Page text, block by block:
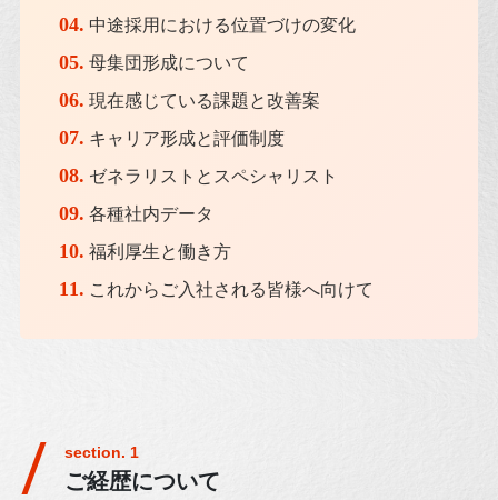
04. 中途採用における位置づけの変化
05. 母集団形成について
06. 現在感じている課題と改善案
07. キャリア形成と評価制度
08. ゼネラリストとスペシャリスト
09. 各種社内データ
10. 福利厚生と働き方
11. これからご入社される皆様へ向けて
ご経歴について